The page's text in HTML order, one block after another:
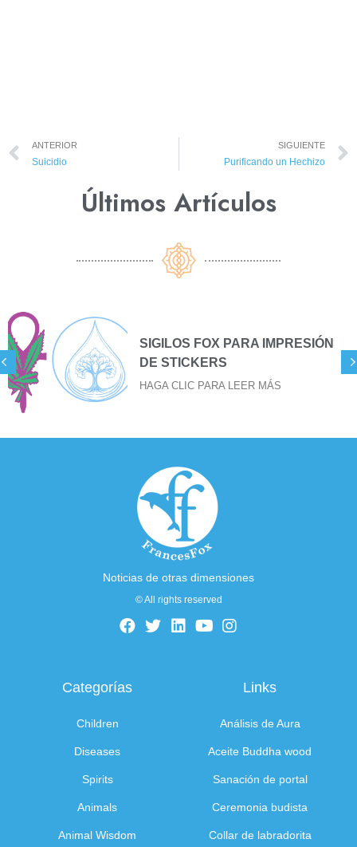
ANTERIOR
Suicidio
SIGUIENTE
Purificando un Hechizo
Últimos Artículos​
SIGILOS FOX PARA IMPRESIÓN
DE STICKERS
HAGA CLIC PARA LEER MÁS
Noticias de otras dimensiones
© All rights reserved
Categorías
Children
Diseases
Spirits
Animals
Animal Wisdom
Links
Análisis de Aura
Aceite Buddha wood
Sanación de portal
Ceremonia budista
Collar de labradorita